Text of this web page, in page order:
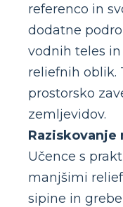
referenco in
dodatne
vodnih teles
reliefnih oblik.
prostorsko
zemljevidov.
Učence s
manjšimi
sipine in